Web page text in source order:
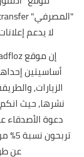
"المصرفي" bank transfer,
لا يدعم
أساسيتين
الزيارات,
نشرها,حيث
دعوة الأصدقاء
عن